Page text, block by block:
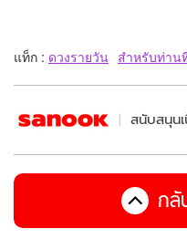
แท็ก : ดวงรายวัน สำหรับท่าน
สนับสนุน
กลั